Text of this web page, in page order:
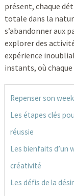
présent, chaque
totale dans la
s’abandonner aux
explorer des
expérience
instants, où
Repenser son
Les étapes clés
réussie
Les bienfaits d’un
créativité
Les défis de la